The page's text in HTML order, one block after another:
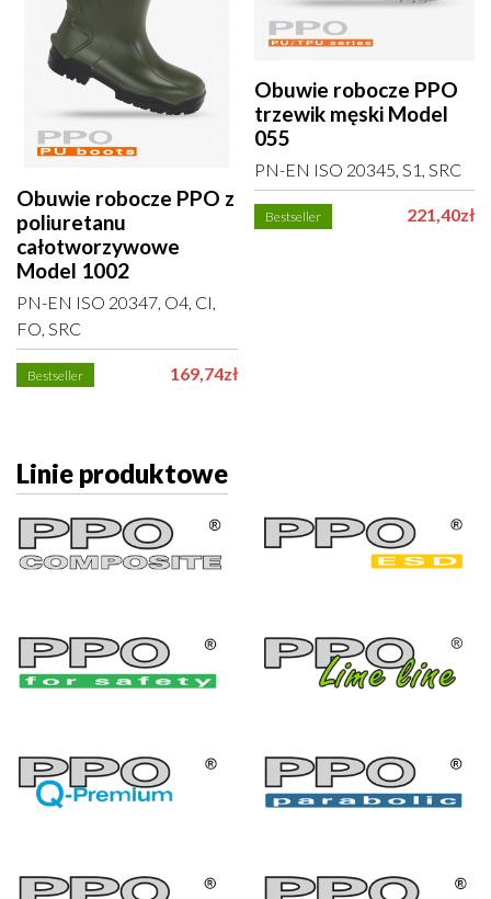
Obuwie robocze PPO z
poliuretanu
całotworzywowe
Model 1002
PN-EN ISO 20347, O4, CI,
FO, SRC
Bestseller 169,74zł
Obuwie robocze PPO
trzewik męski Model
055
PN-EN ISO 20345, S1, SRC
Bestseller 221,40zł
Linie produktowe